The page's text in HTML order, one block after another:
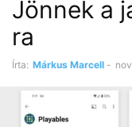
Jönnek a
ra
Írta: Márkus Marcell -